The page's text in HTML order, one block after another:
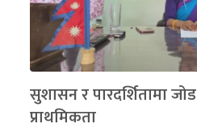
सुशासन र पारदर्शितामा
प्राथमिकता